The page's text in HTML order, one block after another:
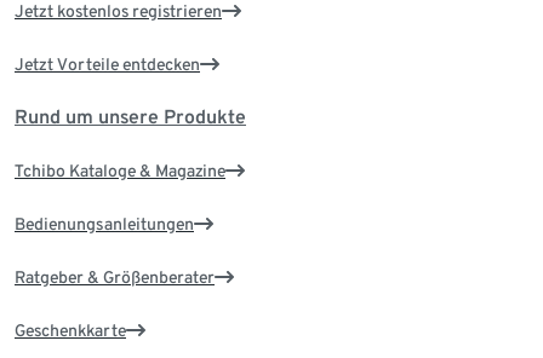
Jetzt kostenlos registrieren
Jetzt Vorteile entdecken
Rund um unsere Produkte
Tchibo Kataloge & Magazine
Bedienungsanleitungen
Ratgeber & Größenberater
Geschenkkarte